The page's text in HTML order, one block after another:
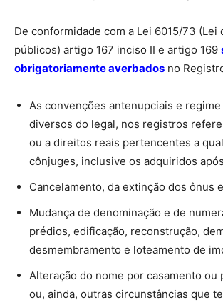
De conformidade com a Lei 6015/73 (Lei
públicos) artigo 167 inciso II e artigo 169
obrigatoriamente averbados no
As convenções antenupciais e
diversos do legal, nos registros
ou a direitos reais pertencentes a
cônjuges, inclusive os adquiridos
Cancelamento, da extinção dos ônus
Mudança de denominação e de
prédios, edificação, reconstrução,
desmembramento e loteamento de
Alteração do nome por casamento ou
ou, ainda, outras circunstâncias que